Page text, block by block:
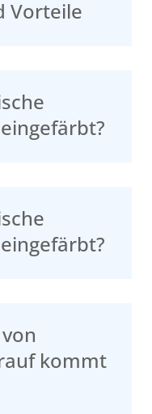
Vorteile
kommt